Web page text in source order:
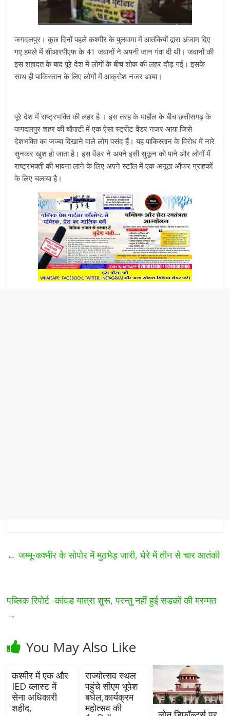
जगदलपुर। कुछ दिनों पहले कश्मीर के पुलवामा में आतंकियों द्वारा अंजाम दिए
गए हमले में सीआरपीएफ के 41 जवानों ने अपनी जान गंवा दी थी। जवानों की
इस शहादत के बाद पूरे देश में लोगों के बीच शोक की लहर दौड़ गई। इसके
साथ ही पाकिस्तान के लिए लोगों में आक्रोश नजर आया।
पूरे देश में राष्ट्रभक्ति की लहर है । इस तरह के माहौल के बीच छत्तीसगढ़ के
जगदलपुर शहर की चौपाटी में एक ऐसा स्ट्रीट वेंडर नजर आया जिसे
देशभक्ति का जज्बा दिखाने वाले लोग पसंद हैं। यह पाकिस्तान के विरोध में नारे
सुनकर खुश हो जाता है। इस वेंडर ने अपने इसी सुकून को पाने और लोगों में
राष्ट्रभक्ती की भावना लाने के लिए अपने स्टॉल में एक अनूठा ऑफर ग्राहकों
के लिए चलाया है।
← जम्मू-कश्मीर के सोपोर में मुठभेड़ जारी, घेरे में तीन से चार आतंकी
पब्लिक रिपोर्ट -कांवड यात्रा शुरू, परन्तु नहीं हुई सडकों की मरम्मत
→
You May Also Like
कश्मीर में एक और
IED ब्‍लास्‍ट में
सेना अधिकारी
शहीद,
राज्योत्सव स्थल
पहुंचे सीएम भूपेश
बघेल,कार्यक्रम
महोत्सव की